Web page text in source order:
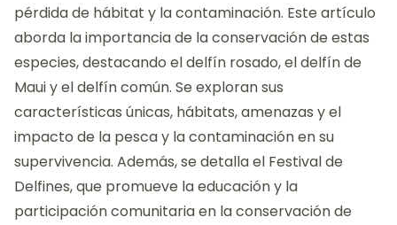
pérdida de hábitat y la contaminación. Este artículo
aborda la importancia de la conservación de estas
especies, destacando el delfín rosado, el delfín de
Maui y el delfín común. Se exploran sus
características únicas, hábitats, amenazas y el
impacto de la pesca y la contaminación en su
supervivencia. Además, se detalla el Festival de
Delfines, que promueve la educación y la
participación comunitaria en la conservación de